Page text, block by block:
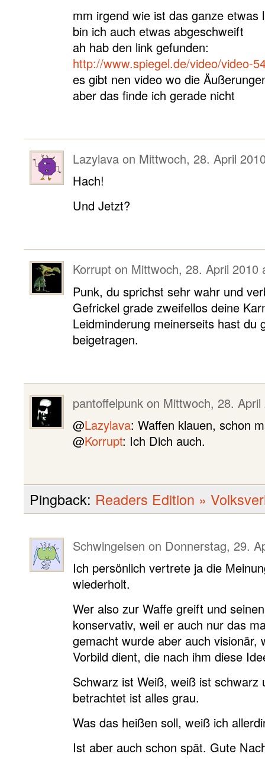
mm irgend wie ist das ganze etwas
bin ich auch etwas abgeschweift
ah hab den link gefunden:
http://www.spiegel.de/video/video-
es gibt nen video wo die
aber das finde ich gerade nicht
Lazylava on Mittwoch, 28. April
Hach!
Und Jetzt?
Korrupt on Mittwoch, 28. April 2010
Punk, du sprichst sehr wahr und
Gefrickel grade zweifellos deine
Leidminderung meinerseits hast du
beigetragen.
pantoffelpunk on Mittwoch, 28.
@Lazylava: Waffen klauen, schon
@Korrupt: Ich Dich auch.
Pingback: Readers Edition »
Schwingeisen on Donnerstag, 29.
Ich persönlich vertrete ja die
wiederholt.
Wer also zur Waffe greift und
konservativ, weil er auch nur das
gemacht wurde aber auch visionär,
Vorbild dient, die nach ihm diese
Schwarz ist Weiß, weiß ist schwarz
betrachtet ist alles grau.
Was das heißen soll, weiß ich
Ist aber auch schon spät. Gute